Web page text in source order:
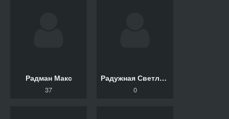
Радман Макс
37
Радужная Светлана
0